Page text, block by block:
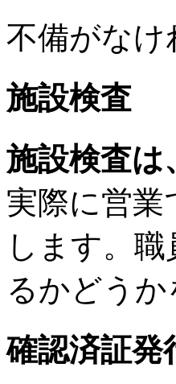
不備がなけ
施設検査
施設検査は
実際に営
します。
るかどう
確認済証発